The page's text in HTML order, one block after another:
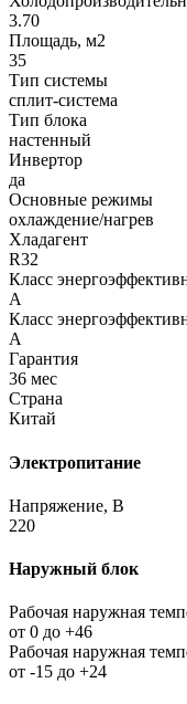
3.70
Площадь, м2
35
Тип системы
сплит-система
Тип блока
настенный
Инвертор
да
Основные режимы
охлаждение/нагрев
Хладагент
R32
Класс
A
Класс
A
Гарантия
36 мес
Страна
Китай
Электропитание
Напряжение, В
220
Наружный блок
Рабочая наружная
от 0 до +46
Рабочая наружная
от -15 до +24